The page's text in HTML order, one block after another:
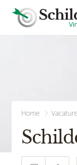
Home